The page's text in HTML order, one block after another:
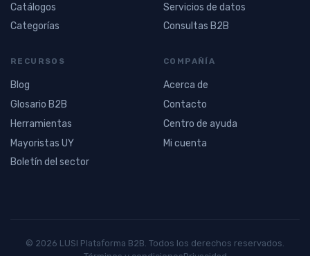
Catálogos
Categorías
Servicios de datos
Consultas B2B
RECURSOS
Blog
Glosario B2B
Herramientas
Mayoristas UY
Boletín del sector
COMPAÑÍA
Acerca de
Contacto
Centro de ayuda
Mi cuenta
© 2026 LUSI Plataforma B2B. Todos los derechos reservados.